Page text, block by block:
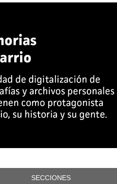
SECCIONES